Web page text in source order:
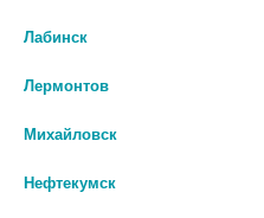
Лабинск
Лермонтов
Михайловск
Нефтекумск